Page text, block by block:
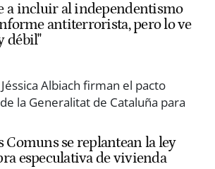
a incluir al independentismo
antiterrorista, pero lo ve
débil"
Comuns se replantean la ley
especulativa de vivienda